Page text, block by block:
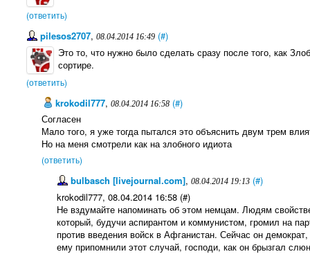
(ответить)
pilesos2707, 08.04.2014 16:49 (#)
Это то, что нужно было сделать сразу после того, как
сортире.
(ответить)
krokodil777,08.04.2014 16:58 (#)
Согласен
Мало того, я уже тогда пытался это объяснить двум трем
Но на меня смотрели как на злобного идиота
(ответить)
bulbasch [livejournal.com], 08.04.2014 19:13 (#)
krokodil777, 08.04.2014 16:58 (#)
Не вздумайте напоминать об этом немцам. Людям
который, будучи аспирантом и коммунистом, громил на
против введения войск в Афганистан. Сейчас он
ему припомнили этот случай, господи, как он брызгал